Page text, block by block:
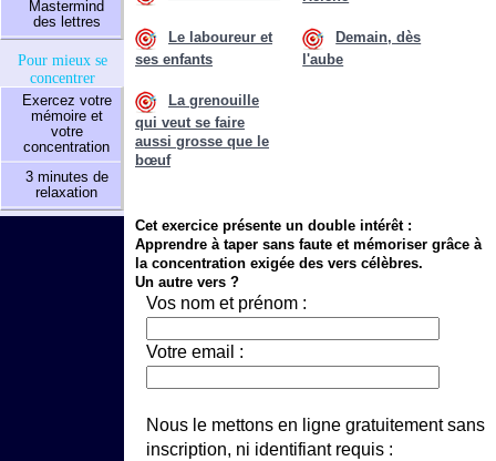
Mastermind
des lettres
Pour mieux se
concentrer
Exercez votre
mémoire et
votre
concentration
3 minutes de
relaxation
Le laboureur et
ses enfants
La grenouille
qui veut se faire
aussi grosse que le
bœuf
Demain, dès
l'aube
Cet exercice présente un double intérêt :
Apprendre à taper sans faute et mémoriser grâce à
la concentration exigée des vers célèbres.
Un autre vers ?
Vos nom et prénom :
Votre email :
Nous le mettons en ligne gratuitement sans
inscription, ni identifiant requis :